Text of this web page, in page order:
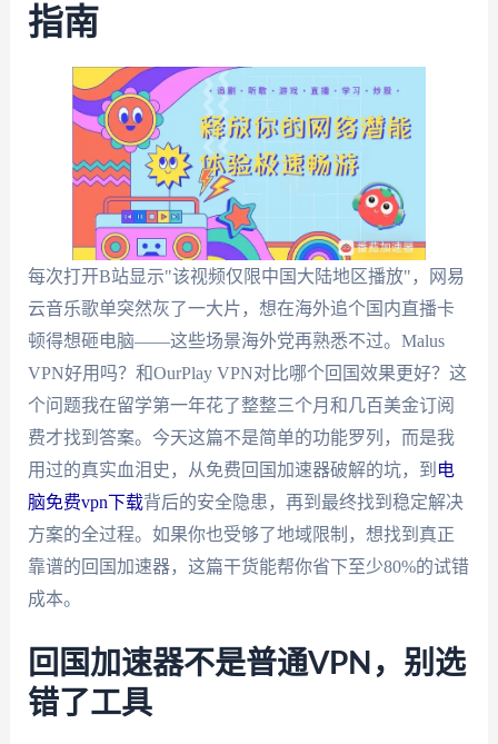
指南
每次打开B站显示"该视频仅限中国大陆地区播放"，网易
云音乐歌单突然灰了一大片，想在海外追个国内直播卡
顿得想砸电脑——这些场景海外党再熟悉不过。Malus
VPN好用吗？和OurPlay VPN对比哪个回国效果更好？这
个问题我在留学第一年花了整整三个月和几百美金订阅
费才找到答案。今天这篇不是简单的功能罗列，而是我
用过的真实血泪史，从免费回国加速器破解的坑，到 电
脑免费vpn下载背后的安全隐患，再到最终找到稳定解决
方案的全过程。如果你也受够了地域限制，想找到真正
靠谱的回国加速器，这篇干货能帮你省下至少80%的试错
成本。
回国加速器不是普通VPN，别选
错了工具